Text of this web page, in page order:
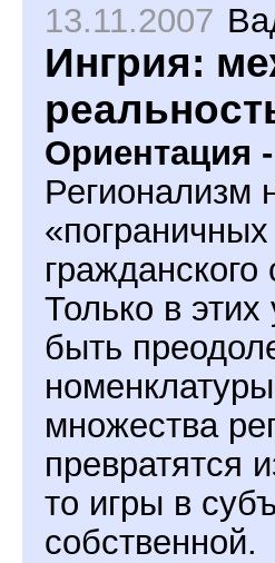
13.11.2007
Ингрия:
Ориентация
Регионализм
Только в
быть
множества
превратятся
то игры в
собственной.